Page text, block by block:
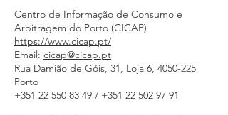
Centro de Informação de Consumo e
Arbitragem do Porto (CICAP)
https://www.cicap.pt/
Email: cicap@cicap.pt
Rua Damião de Góis, 31, Loja 6, 4050-225
Porto
+351 22 550 83 49 / +351 22 502 97 91